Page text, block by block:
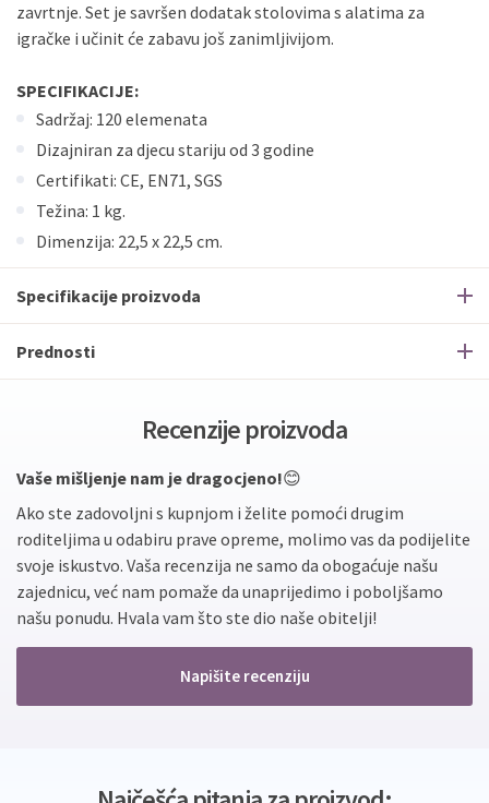
zavrtnje. Set je savršen dodatak stolovima s alatima za
igračke i učinit će zabavu još zanimljivijom.
SPECIFIKACIJE:
Sadržaj: 120 elemenata
Dizajniran za djecu stariju od 3 godine
Certifikati: CE, EN71, SGS
Težina: 1 kg.
Dimenzija: 22,5 x 22,5 cm.
Specifikacije proizvoda
Prednosti
Recenzije proizvoda
Vaše mišljenje nam je dragocjeno!😊
Ako ste zadovoljni s kupnjom i želite pomoći drugim
roditeljima u odabiru prave opreme, molimo vas da podijelite
svoje iskustvo. Vaša recenzija ne samo da obogaćuje našu
zajednicu, već nam pomaže da unaprijedimo i poboljšamo
našu ponudu. Hvala vam što ste dio naše obitelji!
Napišite recenziju